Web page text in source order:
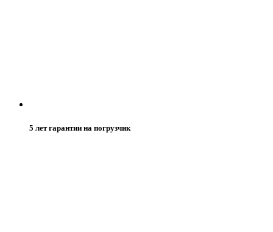
5 лет гарантии на погрузчик